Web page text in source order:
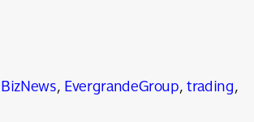
BizNews,EvergrandeGroup,trading,